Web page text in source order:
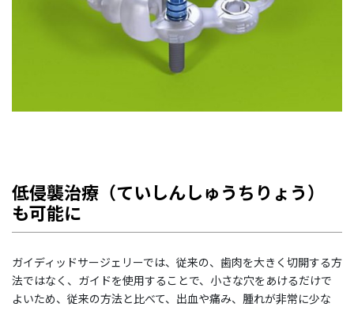
低侵襲治療（ていしんしゅうちりょう）
も可能に
ガイディッドサージェリーでは、従来の、歯肉を大きく切開する方
法ではなく、ガイドを使用することで、小さな穴をあけるだけで
よいため、従来の方法と比べて、出血や痛み、腫れが非常に少な